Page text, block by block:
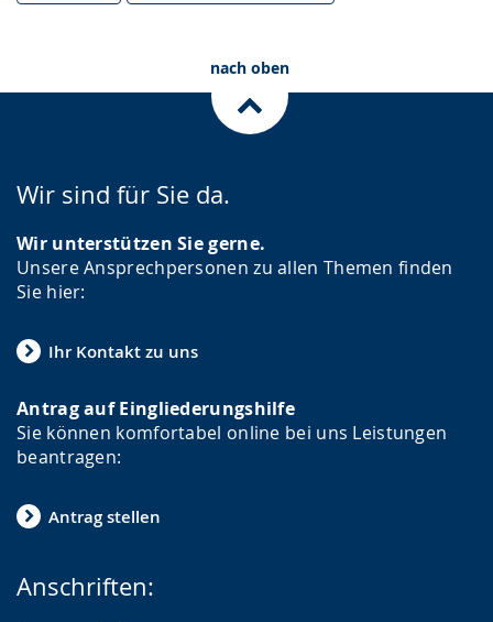
nach oben
Wir sind für Sie da.
Wir unterstützen Sie gerne.
Unsere Ansprechpersonen zu allen Themen finden
Sie hier:
Ihr Kontakt zu uns
Antrag auf Eingliederungshilfe
Sie können komfortabel online bei uns Leistungen
beantragen:
Antrag stellen
Anschriften: